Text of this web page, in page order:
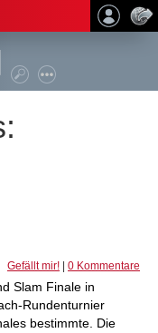
Gefällt mir! 0 Kommentare
Slam Finale in
Rundenturnier
bestimmte. Die